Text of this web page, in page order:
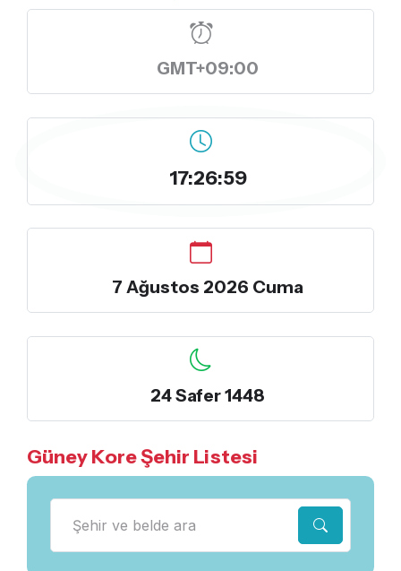
GMT+09:00
17:27:00
7 Ağustos 2026 Cuma
24 Safer 1448
Güney Kore Şehir Listesi